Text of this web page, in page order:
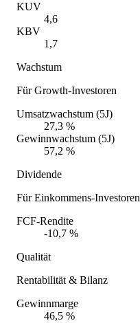
KUV
4,6
KBV
1,7
Wachstum
Für Growth-Investoren
Umsatzwachstum (5J)
27,3 %
Gewinnwachstum (5J)
57,2 %
Dividende
Für Einkommens-Investoren
FCF-Rendite
-10,7 %
Qualität
Rentabilität & Bilanz
Gewinnmarge
46,5 %